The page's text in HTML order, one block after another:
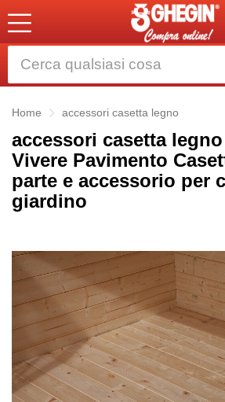
Home accessori casetta legno
accessori casetta
Vivere Pavimento
parte e accessorio per
giardino